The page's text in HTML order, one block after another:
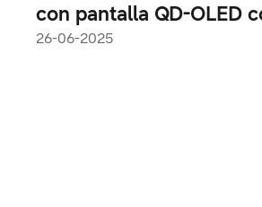
con pantalla QD-OLED
de IA
26-06-2025